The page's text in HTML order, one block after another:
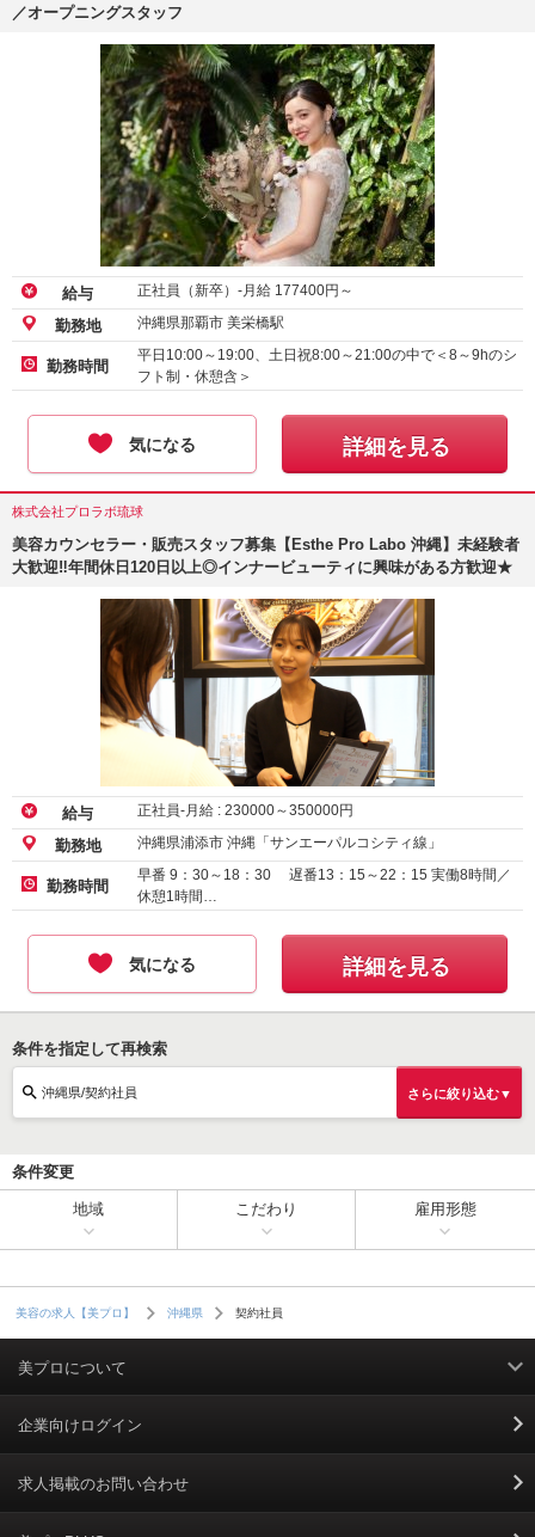
／オープニングスタッフ
給与 正社員（新卒）-月給 177400円～
勤務地 沖縄県那覇市 美栄橋駅
勤務時間
平日10:00～19:00、土日祝8:00～21:00の中で＜8～9hのシ
フト制・休憩含＞
気になる 詳細を見る
株式会社プロラボ琉球
美容カウンセラー・販売スタッフ募集【Esthe Pro Labo 沖縄】未経験者
大歓迎‼︎年間休日120日以上◎インナービューティに興味がある方歓迎★
給与 正社員-月給 : 230000～350000円
勤務地 沖縄県浦添市 沖縄「サンエーパルコシティ線」
勤務時間
早番 9：30～18：30 遅番13：15～22：15 実働8時間／
休憩1時間…
気になる 詳細を見る
条件を指定して再検索
沖縄県/契約社員 さらに絞り込む▼
条件変更
地域 こだわり 雇用形態
美容の求人【美プロ】 沖縄県 契約社員
美プロについて
利用規約
掲載規約
企業向けログイン
求人掲載のお問い合わせ